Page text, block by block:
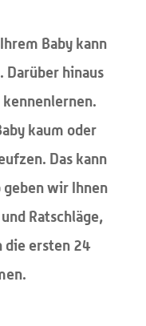
Baby kann
Darüber hinaus
kennenlernen.
kaum oder
Das kann
wir Ihnen
Ratschläge,
die ersten 24